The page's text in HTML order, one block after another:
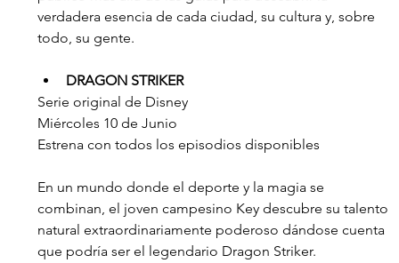
verdadera esencia de cada ciudad, su cultura y, sobre
todo, su gente.
DRAGON STRIKER
Serie original de Disney
Miércoles 10 de Junio
Estrena con todos los episodios disponibles
En un mundo donde el deporte y la magia se
combinan, el joven campesino Key descubre su talento
natural extraordinariamente poderoso dándose cuenta
que podría ser el legendario Dragon Striker.